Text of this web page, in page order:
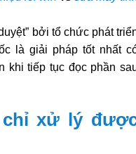
bởi tổ chức phát
là giải pháp tốt nhất
khi tiếp tục đọc phần
chỉ xử lý